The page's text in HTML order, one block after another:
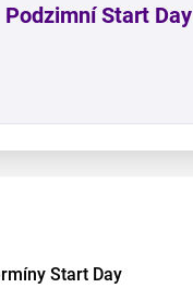
Podzimní Start Day
Start Day